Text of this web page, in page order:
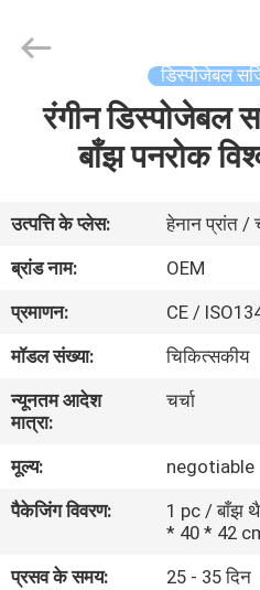
हमारे
बारे
कारखाना
गुणवत्ता
नियंत्रण
PRODUCTS
CO.,LTD(WUHAN
Reserved.
डिस्पोजेबल
रंगीन डिस्पोजेबल
बाँझ पनरोक
उत्पत्ति के प्लेस:
हेनान प्रांत /
ब्रांड नाम:
OEM
प्रमाणन:
CE /
मॉडल संख्या:
चिकित्सकीय
न्यूनतम आदेश
मात्रा:
चर्चा
मूल्य:
negotiable
पैकेजिंग विवरण:
1 pc / बाँझ
* 40 * 42
प्रसव के समय:
25 - 35 दिन